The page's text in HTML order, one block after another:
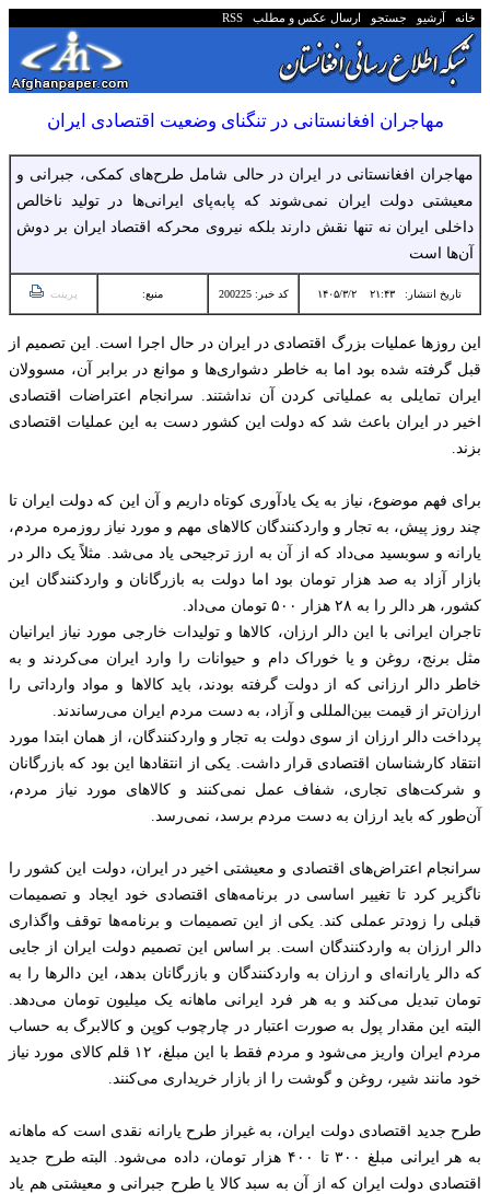
خانه آرشیو جستجو ارسال عکس و مطلب RSS
مهاجران افغانستانی در تنگنای وضعیت اقتصادی ایران
مهاجران افغانستانی در ایران در حالی شامل طرح‌های کمکی، جبرانی و
معیشتی دولت ایران نمی‌شوند که پا‌به‌پای ایرانی‌ها در تولید ناخالص
داخلی ایران نه تنها نقش دارند بلکه نیروی محرکه اقتصاد ایران بر دوش
آن‌ها است
تاریخ انتشار: ۲۱:۴۳ ۱۴۰۵/۳/۲ کد خبر: 200225 منبع: پرینت
این روزها عملیات بزرگ اقتصادی در ایران در حال اجرا است. این تصمیم از
قبل گرفته شده بود اما به خاطر دشواری‌ها و موانع در برابر آن، مسوولان
ایران تمایلی به عملیاتی کردن آن نداشتند. سرانجام اعتراضات اقتصادی
اخیر در ایران باعث شد که دولت این کشور دست به این عملیات اقتصادی
بزند.
برای فهم موضوع، نیاز به یک یادآوری کوتاه داریم و آن این که دولت ایران تا
چند روز پیش، به تجار و واردکنندگان کالا‌های مهم و مورد نیاز روزمره مردم،
یارانه و سوبسید می‌داد که از آن به ارز ترجیحی یاد می‌شد. مثلاً یک دالر در
بازار آزاد به صد هزار تومان بود اما دولت به بازرگانان و واردکنندگان این
کشور، هر دالر را به ۲۸ هزار ۵۰۰ تومان می‌داد.
تاجران ایرانی با این دالر ارزان، کالاها و تولیدات خارجی مورد نیاز ایرانیان
مثل برنج، روغن و یا خوراک دام و حیوانات را وارد ایران می‌کردند و به
خاطر دالر ارزانی که از دولت گرفته بودند، باید کالاها و مواد وارداتی را
ارزان‌تر از قیمت‌ بین‌المللی و آزاد، به دست مردم ایران می‌رساندند.
پرداخت دالر ارزان از سوی دولت به تجار و واردکنندگان، از همان ابتدا مورد
انتقاد کارشناسان اقتصادی قرار داشت. یکی از انتقادها این بود که بازرگانان
و شرکت‌های تجاری، شفاف عمل نمی‌کنند و کالاهای مورد نیاز مردم،
آن‌طور که باید ارزان به دست مردم برسد، نمی‌رسد.
سرانجام اعتراض‌های اقتصادی و معیشتی اخیر در ایران، دولت این کشور را
ناگزیر کرد تا تغییر اساسی در برنامه‌های اقتصادی خود ایجاد و تصمیمات
قبلی را زودتر عملی کند. یکی از این تصمیمات و برنامه‌ها توقف واگذاری
دالر ارزان به واردکنندگان است. بر اساس این تصمیم دولت ایران از جایی
که دالر یارانه‌ای و ارزان به واردکنندگان و بازرگانان بدهد، این دالر‌ها را به
تومان تبدیل می‌کند و به هر فرد ایرانی ماهانه یک میلیون تومان می‌دهد.
البته این مقدار پول به صورت اعتبار در چارچوب کوپن و کالابرگ به حساب
مردم ایران واریز می‌شود و مردم فقط با این مبلغ، ۱۲ قلم کالای مورد نیاز
خود مانند شیر، روغن و گوشت را از بازار خریداری می‌کنند.
طرح جدید اقتصادی دولت ایران، به غیراز طرح یارانه نقدی است که ماهانه
به هر ایرانی مبلغ ۳۰۰ تا ۴۰۰ هزار تومان، داده می‌شود. البته طرح جدید
اقتصادی دولت ایران که از آن به سبد کالا یا طرح جبرانی و معیشتی هم یاد